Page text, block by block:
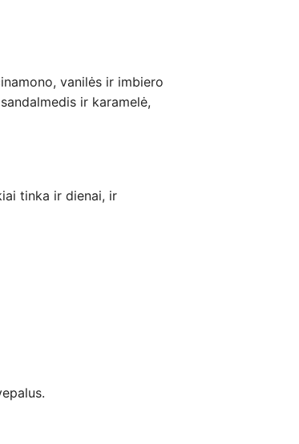
vanilės ir imbiero
ir karamelė,
tinka ir dienai, ir